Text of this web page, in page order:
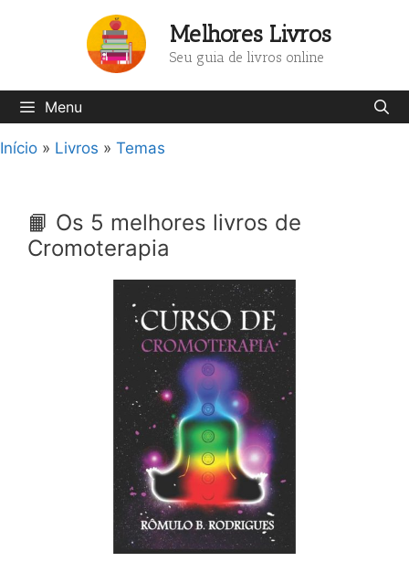
Melhores Livros
Seu guia de livros online
Menu
Início » Livros » Temas
📙 Os 5 melhores livros de
Cromoterapia